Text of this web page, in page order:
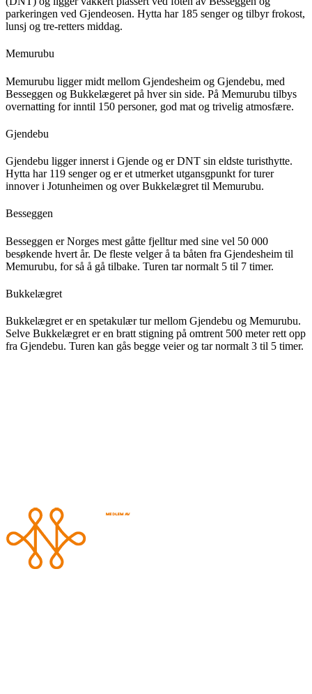
parkeringen ved Gjendeosen. Hytta har 185 senger og tilbyr frokost,
lunsj og tre-retters middag.
Memurubu
Memurubu ligger midt mellom Gjendesheim og Gjendebu, med
Besseggen og Bukkelægeret på hver sin side. På Memurubu tilbys
overnatting for inntil 150 personer, god mat og trivelig atmosfære.
Gjendebu
Gjendebu ligger innerst i Gjende og er DNT sin eldste turisthytte.
Hytta har 119 senger og er et utmerket utgansgpunkt for turer
innover i Jotunheimen og over Bukkelægret til Memurubu.
Besseggen
Besseggen er Norges mest gåtte fjelltur med sine vel 50 000
besøkende hvert år. De fleste velger å ta båten fra Gjendesheim til
Memurubu, for så å gå tilbake. Turen tar normalt 5 til 7 timer.
Bukkelægret
Bukkelægret er en spetakulær tur mellom Gjendebu og Memurubu.
Selve Bukkelægret er en bratt stigning på omtrent 500 meter rett opp
fra Gjendebu. Turen kan gås begge veier og tar normalt 3 til 5 timer.